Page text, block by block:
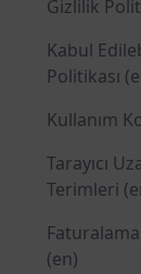
Gizlilik
Kabul
Politikası
Kullanım
Tarayıcı
Terimleri
(en)